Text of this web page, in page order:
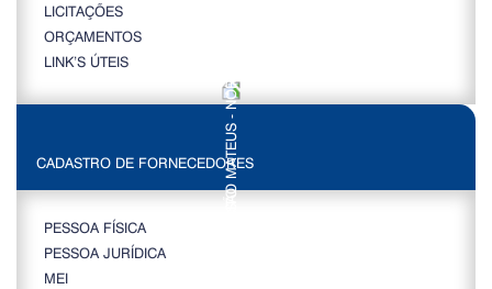
LICITAÇÕES
ORÇAMENTOS
LINK’S ÚTEIS
CADASTRO DE FORNECEDORES
PESSOA FÍSICA
PESSOA JURÍDICA
MEI